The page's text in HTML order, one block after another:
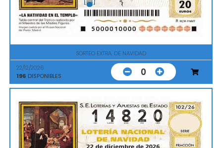
SORTEO EXTRA. DE NAVIDAD
22/12/2026
196 DISPONIBLES 0